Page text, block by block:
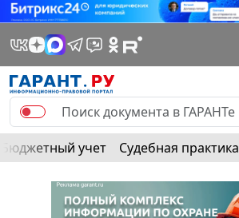
Бюджетный учет Судебная практика